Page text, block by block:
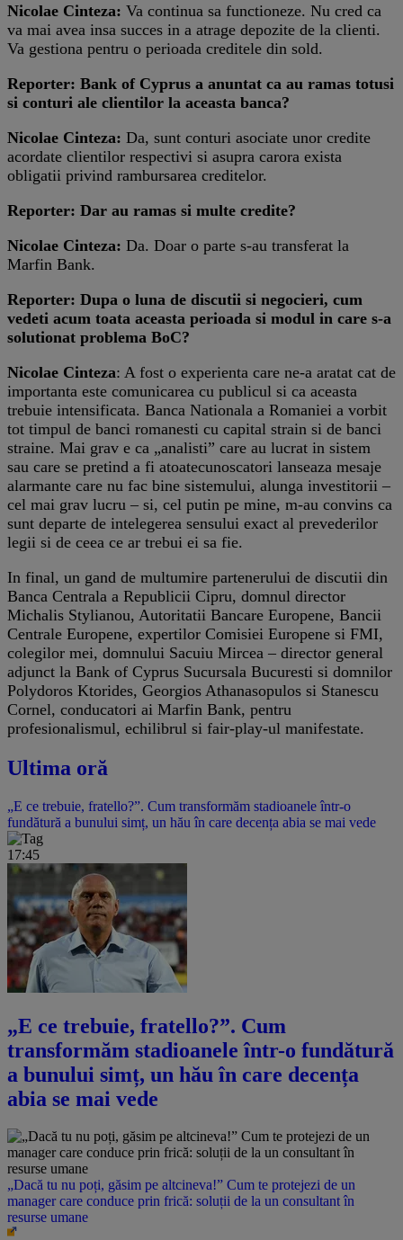
Nicolae Cinteza: Va continua sa functioneze. Nu cred ca
va mai avea insa succes in a atrage depozite de la clienti.
Va gestiona pentru o perioada creditele din sold.
Reporter: Bank of Cyprus a anuntat ca au ramas totusi
si conturi ale clientilor la aceasta banca?
Nicolae Cinteza: Da, sunt conturi asociate unor credite
acordate clientilor respectivi si asupra carora exista
obligatii privind rambursarea creditelor.
Reporter: Dar au ramas si multe credite?
Nicolae Cinteza: Da. Doar o parte s-au transferat la
Marfin Bank.
Reporter: Dupa o luna de discutii si negocieri, cum
vedeti acum toata aceasta perioada si modul in care s-a
solutionat problema BoC?
Nicolae Cinteza: A fost o experienta care ne-a aratat cat de
importanta este comunicarea cu publicul si ca aceasta
trebuie intensificata. Banca Nationala a Romaniei a vorbit
tot timpul de banci romanesti cu capital strain si de banci
straine. Mai grav e ca „analisti” care au lucrat in sistem
sau care se pretind a fi atoatecunoscatori lanseaza mesaje
alarmante care nu fac bine sistemului, alunga investitorii –
cel mai grav lucru – si, cel putin pe mine, m-au convins ca
sunt departe de intelegerea sensului exact al prevederilor
legii si de ceea ce ar trebui ei sa fie.
In final, un gand de multumire partenerului de discutii din
Banca Centrala a Republicii Cipru, domnul director
Michalis Stylianou, Autoritatii Bancare Europene, Bancii
Centrale Europene, expertilor Comisiei Europene si FMI,
colegilor mei, domnului Sacuiu Mircea – director general
adjunct la Bank of Cyprus Sucursala Bucuresti si domnilor
Polydoros Ktorides, Georgios Athanasopulos si Stanescu
Cornel, conducatori ai Marfin Bank, pentru
profesionalismul, echilibrul si fair-play-ul manifestate.
Ultima oră
„E ce trebuie, fratello?”. Cum transformăm stadioanele într-o
fundătură a bunului simț, un hău în care decența abia se mai vede
17:45
„E ce trebuie, fratello?”. Cum
transformăm stadioanele într-o fundătură
a bunului simț, un hău în care decența
abia se mai vede
„Dacă tu nu poți, găsim pe altcineva!” Cum te protejezi de un
manager care conduce prin frică: soluții de la un consultant în
resurse umane